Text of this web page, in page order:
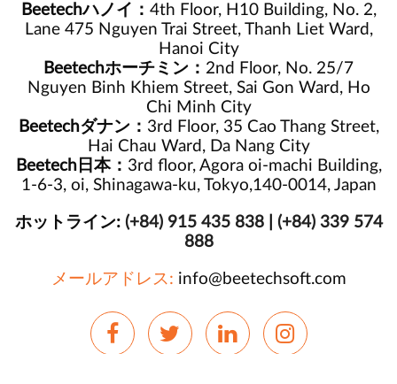
Beetechハノイ： 4th Floor, H10 Building, No. 2,
Lane 475 Nguyen Trai Street, Thanh Liet Ward,
Hanoi City
Beetechホーチミン： 2nd Floor, No. 25/7
Nguyen Binh Khiem Street, Sai Gon Ward, Ho
Chi Minh City
Beetechダナン： 3rd Floor, 35 Cao Thang Street,
Hai Chau Ward, Da Nang City
Beetech日本： 3rd floor, Agora oi-machi Building,
1-6-3, oi, Shinagawa-ku, Tokyo,140-0014, Japan
ホットライン: (+84) 915 435 838| (+84) 339 574
888
メールアドレス: info@beetechsoft.com